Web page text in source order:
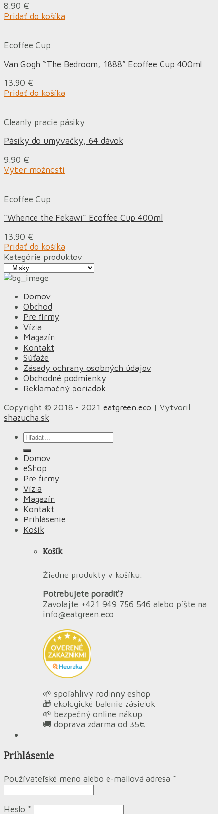
8.90 €
Pridať do košíka
Ecoffee Cup
Van Gogh “The Bedroom, 1888” Ecoffee Cup 400ml
13.90 €
Pridať do košíka
Cleanly pracie pásiky
Pásiky do umývačky, 64 dávok
9.90 €
Výber možností
Ecoffee Cup
“Whence the Fekawi” Ecoffee Cup 400ml
13.90 €
Pridať do košíka
Kategórie produktov
Domov
Obchod
Pre firmy
Vízia
Magazín
Kontakt
Súťaže
Zásady ochrany osobných údajov
Obchodné podmienky
Reklamačný poriadok
Copyright © 2018 - 2021 eatgreen.eco | Vytvoril
shazucha.sk
Hľadať:
Domov
eShop
Pre firmy
Vízia
Magazín
Kontakt
Prihlásenie
Košík
Košík
Žiadne produkty v košíku.
Potrebujete poradiť?
Zavolajte +421 949 756 546 alebo píšte na
info@eatgreen.eco
🌱 spoľahlivý rodinný eshop
🎁 ekologické balenie zásielok
🌱 bezpečný online nákup
🚚 doprava zdarma od 35€
Prihlásenie
Používateľské meno alebo e-mailová adresa *
Heslo *